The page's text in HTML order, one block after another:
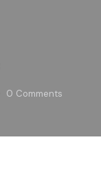
0 Comments